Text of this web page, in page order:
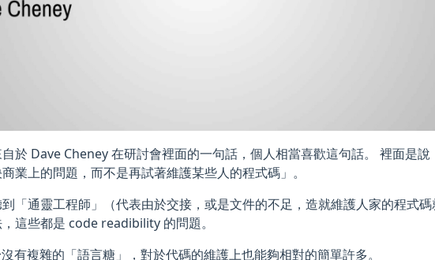
於 Dave Cheney 在研討會裡面的一句話，個人相當喜歡這句話。 裡面是說
業上的問題，而不是再試著維護某些人的程式碼」。
「通靈工程師」（代表由於交接，或是文件的不足，造就維護人家的程式
這些都是 code readibility 的問題。
有複雜的「語言糖」，對於代碼的維護上也能夠相對的簡單許多。